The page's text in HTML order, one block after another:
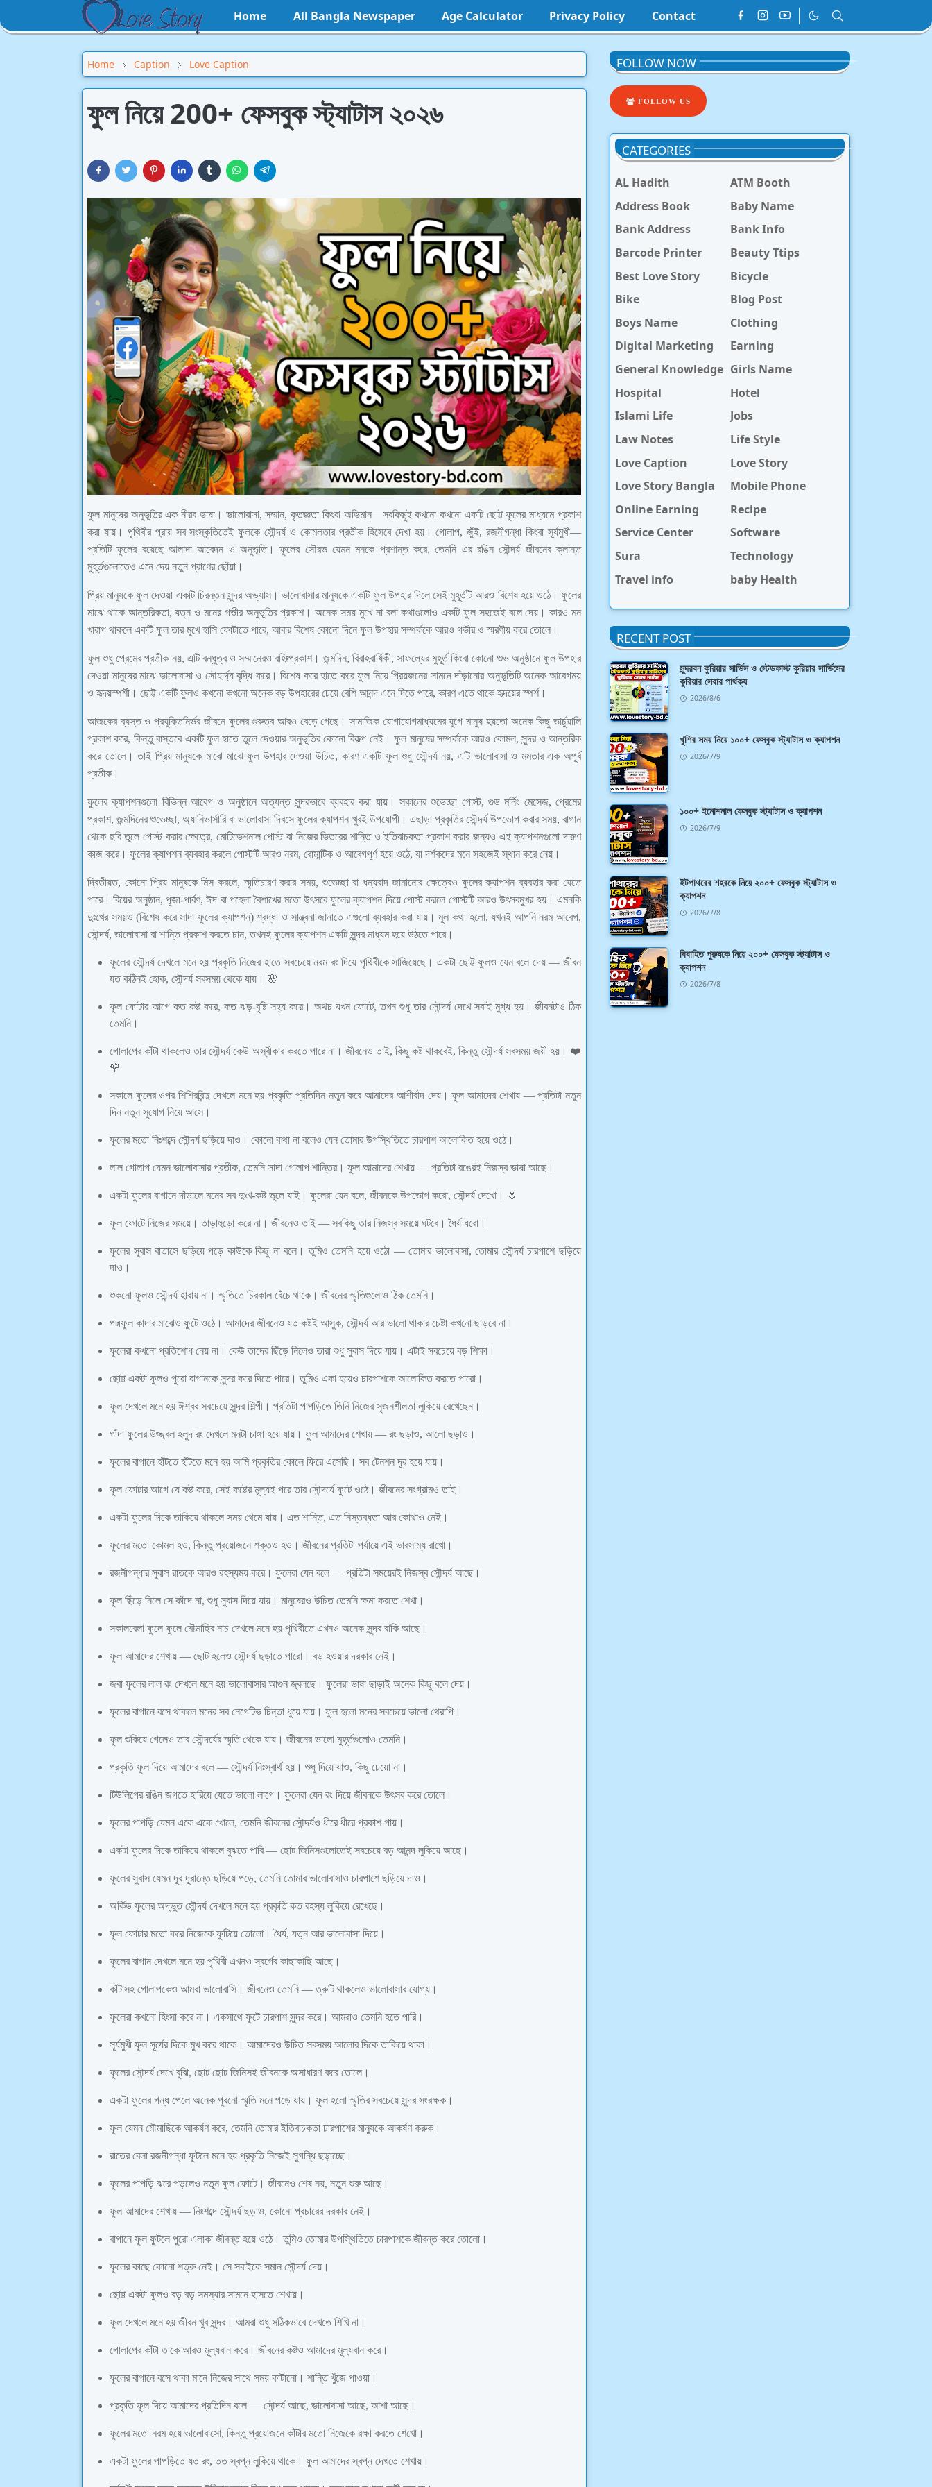
Home All Bangla Newspaper Age Calculator Privacy Policy Contact
Home Caption Love Caption
ফুল নিয়ে 200+ ফেসবুক স্ট্যাটাস ২০২৬
ফুল মানুষের অনুভূতির এক নীরব ভাষা। ভালোবাসা, সম্মান, কৃতজ্ঞতা কিংবা অভিমান—সবকিছুই কখনো কখনো একটি ছোট্ট ফুলের মাধ্যমে প্রকাশ
করা যায়। পৃথিবীর প্রায় সব সংস্কৃতিতেই ফুলকে সৌন্দর্য ও কোমলতার প্রতীক হিসেবে দেখা হয়। গোলাপ, জুঁই, রজনীগন্ধা কিংবা সূর্যমুখী—
প্রতিটি ফুলের রয়েছে আলাদা আবেদন ও অনুভূতি। ফুলের সৌরভ যেমন মনকে প্রশান্ত করে, তেমনি এর রঙিন সৌন্দর্য জীবনের ক্লান্ত
মুহূর্তগুলোতেও এনে দেয় নতুন প্রাণের ছোঁয়া।
প্রিয় মানুষকে ফুল দেওয়া একটি চিরন্তন সুন্দর অভ্যাস। ভালোবাসার মানুষকে একটি ফুল উপহার দিলে সেই মুহূর্তটি আরও বিশেষ হয়ে ওঠে। ফুলের
মাঝে থাকে আন্তরিকতা, যত্ন ও মনের গভীর অনুভূতির প্রকাশ। অনেক সময় মুখে না বলা কথাগুলোও একটি ফুল সহজেই বলে দেয়। কারও মন
খারাপ থাকলে একটি ফুল তার মুখে হাসি ফোটাতে পারে, আবার বিশেষ কোনো দিনে ফুল উপহার সম্পর্ককে আরও গভীর ও স্মরণীয় করে তোলে।
ফুল শুধু প্রেমের প্রতীক নয়, এটি বন্ধুত্ব ও সম্মানেরও বহিঃপ্রকাশ। জন্মদিন, বিবাহবার্ষিকী, সাফল্যের মুহূর্ত কিংবা কোনো শুভ অনুষ্ঠানে ফুল উপহার
দেওয়া মানুষের মাঝে ভালোবাসা ও সৌহার্দ্য বৃদ্ধি করে। বিশেষ করে হাতে করে ফুল নিয়ে প্রিয়জনের সামনে দাঁড়ানোর অনুভূতিটি অনেক আবেগময়
ও হৃদয়স্পর্শী। ছোট্ট একটি ফুলও কখনো কখনো অনেক বড় উপহারের চেয়ে বেশি আনন্দ এনে দিতে পারে, কারণ এতে থাকে হৃদয়ের স্পর্শ।
আজকের ব্যস্ত ও প্রযুক্তিনির্ভর জীবনে ফুলের গুরুত্ব আরও বেড়ে গেছে। সামাজিক যোগাযোগমাধ্যমের যুগে মানুষ হয়তো অনেক কিছু ভার্চুয়ালি
প্রকাশ করে, কিন্তু বাস্তবে একটি ফুল হাতে তুলে দেওয়ার অনুভূতির কোনো বিকল্প নেই। ফুল মানুষের সম্পর্ককে আরও কোমল, সুন্দর ও আন্তরিক
করে তোলে। তাই প্রিয় মানুষকে মাঝে মাঝে ফুল উপহার দেওয়া উচিত, কারণ একটি ফুল শুধু সৌন্দর্য নয়, এটি ভালোবাসা ও মমতার এক অপূর্ব
প্রতীক।
ফুলের ক্যাপশনগুলো বিভিন্ন আবেগ ও অনুষ্ঠানে অত্যন্ত সুন্দরভাবে ব্যবহার করা যায়। সকালের শুভেচ্ছা পোস্ট, গুড মর্নিং মেসেজ, প্রেমের
প্রকাশ, জন্মদিনের শুভেচ্ছা, অ্যানিভার্সারি বা ভালোবাসা দিবসে ফুলের ক্যাপশন খুবই উপযোগী। এছাড়া প্রকৃতির সৌন্দর্য উপভোগ করার সময়, বাগান
থেকে ছবি তুলে পোস্ট করার ক্ষেত্রে, মোটিভেশনাল পোস্ট বা নিজের ভিতরের শান্তি ও ইতিবাচকতা প্রকাশ করার জন্যও এই ক্যাপশনগুলো দারুণ
কাজ করে। ফুলের ক্যাপশন ব্যবহার করলে পোস্টটি আরও নরম, রোমান্টিক ও আবেগপূর্ণ হয়ে ওঠে, যা দর্শকদের মনে সহজেই স্থান করে নেয়।
দ্বিতীয়ত, কোনো প্রিয় মানুষকে মিস করলে, স্মৃতিচারণ করার সময়, শুভেচ্ছা বা ধন্যবাদ জানানোর ক্ষেত্রেও ফুলের ক্যাপশন ব্যবহার করা যেতে
পারে। বিয়ের অনুষ্ঠান, পূজা-পার্বণ, ঈদ বা পহেলা বৈশাখের মতো উৎসবে ফুলের ক্যাপশন দিয়ে পোস্ট করলে পোস্টটি আরও উৎসবমুখর হয়। এমনকি
দুঃখের সময়ও (বিশেষ করে সাদা ফুলের ক্যাপশন) শ্রদ্ধা ও সান্ত্বনা জানাতে এগুলো ব্যবহার করা যায়। মূল কথা হলো, যখনই আপনি নরম আবেগ,
সৌন্দর্য, ভালোবাসা বা শান্তি প্রকাশ করতে চান, তখনই ফুলের ক্যাপশন একটি সুন্দর মাধ্যম হয়ে উঠতে পারে।
ফুলের সৌন্দর্য দেখলে মনে হয় প্রকৃতি নিজের হাতে সবচেয়ে নরম রং দিয়ে পৃথিবীকে সাজিয়েছে। একটা ছোট্ট ফুলও যেন বলে দেয় — জীবন
যত কঠিনই হোক, সৌন্দর্য সবসময় থেকে যায়। 🌸
ফুল ফোটার আগে কত কষ্ট করে, কত ঝড়-বৃষ্টি সহ্য করে। অথচ যখন ফোটে, তখন শুধু তার সৌন্দর্য দেখে সবাই মুগ্ধ হয়। জীবনটাও ঠিক
তেমনি।
গোলাপের কাঁটা থাকলেও তার সৌন্দর্য কেউ অস্বীকার করতে পারে না। জীবনেও তাই, কিছু কষ্ট থাকবেই, কিন্তু সৌন্দর্য সবসময় জয়ী হয়। ❤️
🌹
সকালে ফুলের ওপর শিশিরবিন্দু দেখলে মনে হয় প্রকৃতি প্রতিদিন নতুন করে আমাদের আশীর্বাদ দেয়। ফুল আমাদের শেখায় — প্রতিটা নতুন
দিন নতুন সুযোগ নিয়ে আসে।
ফুলের মতো নিঃশব্দে সৌন্দর্য ছড়িয়ে দাও। কোনো কথা না বলেও যেন তোমার উপস্থিতিতে চারপাশ আলোকিত হয়ে ওঠে।
লাল গোলাপ যেমন ভালোবাসার প্রতীক, তেমনি সাদা গোলাপ শান্তির। ফুল আমাদের শেখায় — প্রতিটা রঙেরই নিজস্ব ভাষা আছে।
একটা ফুলের বাগানে দাঁড়ালে মনের সব দুঃখ-কষ্ট ভুলে যাই। ফুলেরা যেন বলে, জীবনকে উপভোগ করো, সৌন্দর্য দেখো। 🌷
ফুল ফোটে নিজের সময়ে। তাড়াহুড়ো করে না। জীবনেও তাই — সবকিছু তার নিজস্ব সময়ে ঘটবে। ধৈর্য ধরো।
ফুলের সুবাস বাতাসে ছড়িয়ে পড়ে কাউকে কিছু না বলে। তুমিও তেমনি হয়ে ওঠো — তোমার ভালোবাসা, তোমার সৌন্দর্য চারপাশে ছড়িয়ে
দাও।
শুকনো ফুলও সৌন্দর্য হারায় না। স্মৃতিতে চিরকাল বেঁচে থাকে। জীবনের স্মৃতিগুলোও ঠিক তেমনি।
পদ্মফুল কাদার মাঝেও ফুটে ওঠে। আমাদের জীবনেও যত কষ্টই আসুক, সৌন্দর্য আর ভালো থাকার চেষ্টা কখনো ছাড়বে না।
ফুলেরা কখনো প্রতিশোধ নেয় না। কেউ তাদের ছিঁড়ে নিলেও তারা শুধু সুবাস দিয়ে যায়। এটাই সবচেয়ে বড় শিক্ষা।
ছোট্ট একটা ফুলও পুরো বাগানকে সুন্দর করে দিতে পারে। তুমিও একা হয়েও চারপাশকে আলোকিত করতে পারো।
ফুল দেখলে মনে হয় ঈশ্বর সবচেয়ে সুন্দর শিল্পী। প্রতিটা পাপড়িতে তিনি নিজের সৃজনশীলতা লুকিয়ে রেখেছেন।
গাঁদা ফুলের উজ্জ্বল হলুদ রং দেখলে মনটা চাঙ্গা হয়ে যায়। ফুল আমাদের শেখায় — রং ছড়াও, আলো ছড়াও।
ফুলের বাগানে হাঁটতে হাঁটতে মনে হয় আমি প্রকৃতির কোলে ফিরে এসেছি। সব টেনশন দূর হয়ে যায়।
ফুল ফোটার আগে যে কষ্ট করে, সেই কষ্টের মূল্যই পরে তার সৌন্দর্যে ফুটে ওঠে। জীবনের সংগ্রামও তাই।
একটা ফুলের দিকে তাকিয়ে থাকলে সময় থেমে যায়। এত শান্তি, এত নিস্তব্ধতা আর কোথাও নেই।
ফুলের মতো কোমল হও, কিন্তু প্রয়োজনে শক্তও হও। জীবনের প্রতিটা পর্যায়ে এই ভারসাম্য রাখো।
রজনীগন্ধার সুবাস রাতকে আরও রহস্যময় করে। ফুলেরা যেন বলে — প্রতিটা সময়েরই নিজস্ব সৌন্দর্য আছে।
ফুল ছিঁড়ে নিলে সে কাঁদে না, শুধু সুবাস দিয়ে যায়। মানুষেরও উচিত তেমনি ক্ষমা করতে শেখা।
সকালবেলা ফুলে ফুলে মৌমাছির নাচ দেখলে মনে হয় পৃথিবীতে এখনও অনেক সুন্দর বাকি আছে।
ফুল আমাদের শেখায় — ছোট হলেও সৌন্দর্য ছড়াতে পারো। বড় হওয়ার দরকার নেই।
জবা ফুলের লাল রং দেখলে মনে হয় ভালোবাসার আগুন জ্বলছে। ফুলেরা ভাষা ছাড়াই অনেক কিছু বলে দেয়।
ফুলের বাগানে বসে থাকলে মনের সব নেগেটিভ চিন্তা ধুয়ে যায়। ফুল হলো মনের সবচেয়ে ভালো থেরাপি।
ফুল শুকিয়ে গেলেও তার সৌন্দর্যের স্মৃতি থেকে যায়। জীবনের ভালো মুহূর্তগুলোও তেমনি।
প্রকৃতি ফুল দিয়ে আমাদের বলে — সৌন্দর্য নিঃস্বার্থ হয়। শুধু দিয়ে যাও, কিছু চেয়ো না।
টিউলিপের রঙিন জগতে হারিয়ে যেতে ভালো লাগে। ফুলেরা যেন রং দিয়ে জীবনকে উৎসব করে তোলে।
ফুলের পাপড়ি যেমন একে একে খোলে, তেমনি জীবনের সৌন্দর্যও ধীরে ধীরে প্রকাশ পায়।
একটা ফুলের দিকে তাকিয়ে থাকলে বুঝতে পারি — ছোট জিনিসগুলোতেই সবচেয়ে বড় আনন্দ লুকিয়ে আছে।
ফুলের সুবাস যেমন দূর দূরান্তে ছড়িয়ে পড়ে, তেমনি তোমার ভালোবাসাও চারপাশে ছড়িয়ে দাও।
অর্কিড ফুলের অদ্ভুত সৌন্দর্য দেখলে মনে হয় প্রকৃতি কত রহস্য লুকিয়ে রেখেছে।
ফুল ফোটার মতো করে নিজেকে ফুটিয়ে তোলো। ধৈর্য, যত্ন আর ভালোবাসা দিয়ে।
ফুলের বাগান দেখলে মনে হয় পৃথিবী এখনও স্বর্গের কাছাকাছি আছে।
কাঁটাসহ গোলাপকেও আমরা ভালোবাসি। জীবনেও তেমনি — ত্রুটি থাকলেও ভালোবাসার যোগ্য।
ফুলেরা কখনো হিংসা করে না। একসাথে ফুটে চারপাশ সুন্দর করে। আমরাও তেমনি হতে পারি।
সূর্যমুখী ফুল সূর্যের দিকে মুখ করে থাকে। আমাদেরও উচিত সবসময় আলোর দিকে তাকিয়ে থাকা।
ফুলের সৌন্দর্য দেখে বুঝি, ছোট ছোট জিনিসই জীবনকে অসাধারণ করে তোলে।
একটা ফুলের গন্ধ পেলে অনেক পুরনো স্মৃতি মনে পড়ে যায়। ফুল হলো স্মৃতির সবচেয়ে সুন্দর সংরক্ষক।
ফুল যেমন মৌমাছিকে আকর্ষণ করে, তেমনি তোমার ইতিবাচকতা চারপাশের মানুষকে আকর্ষণ করুক।
রাতের বেলা রজনীগন্ধা ফুটলে মনে হয় প্রকৃতি নিজেই সুগন্ধি ছড়াচ্ছে।
ফুলের পাপড়ি ঝরে পড়লেও নতুন ফুল ফোটে। জীবনেও শেষ নয়, নতুন শুরু আছে।
ফুল আমাদের শেখায় — নিঃশব্দে সৌন্দর্য ছড়াও, কোনো প্রচারের দরকার নেই।
বাগানে ফুল ফুটলে পুরো এলাকা জীবন্ত হয়ে ওঠে। তুমিও তোমার উপস্থিতিতে চারপাশকে জীবন্ত করে তোলো।
ফুলের কাছে কোনো শত্রু নেই। সে সবাইকে সমান সৌন্দর্য দেয়।
ছোট্ট একটা ফুলও বড় বড় সমস্যার সামনে হাসতে শেখায়।
ফুল দেখলে মনে হয় জীবন খুব সুন্দর। আমরা শুধু সঠিকভাবে দেখতে শিখি না।
গোলাপের কাঁটা তাকে আরও মূল্যবান করে। জীবনের কষ্টও আমাদের মূল্যবান করে।
ফুলের বাগানে বসে থাকা মানে নিজের সাথে সময় কাটানো। শান্তি খুঁজে পাওয়া।
প্রকৃতি ফুল দিয়ে আমাদের প্রতিদিন বলে — সৌন্দর্য আছে, ভালোবাসা আছে, আশা আছে।
ফুলের মতো নরম হয়ে ভালোবাসো, কিন্তু প্রয়োজনে কাঁটার মতো নিজেকে রক্ষা করতে শেখো।
একটা ফুলের পাপড়িতে যত রং, তত স্বপ্ন লুকিয়ে থাকে। ফুল আমাদের স্বপ্ন দেখতে শেখায়।
FOLLOW NOW
FOLLOW US
CATEGORIES
AL Hadith
ATM Booth
Address Book
Baby Name
Bank Address
Bank Info
Barcode Printer
Beauty Ttips
Best Love Story
Bicycle
Bike
Blog Post
Boys Name
Clothing
Digital Marketing
Earning
General Knowledge Girls Name
Hospital
Hotel
Islami Life
Jobs
Law Notes
Life Style
Love Caption
Love Story
Love Story Bangla
Mobile Phone
Online Earning
Recipe
Service Center
Software
Sura
Technology
Travel info
baby Health
RECENT POST
সুন্দরবন কুরিয়ার সার্ভিস ও স্টেডফাস্ট কুরিয়ার সার্ভিসের
কুরিয়ার সেবার পার্থক্য
2026/8/6
খুশির সময় নিয়ে ১০০+ ফেসবুক স্ট্যাটাস ও ক্যাপশন
2026/7/9
১০০+ ইমোশনাল ফেসবুক স্ট্যাটাস ও ক্যাপশন
2026/7/9
ইটপাথরের শহরকে নিয়ে ২০০+ ফেসবুক স্ট্যাটাস ও
ক্যাপশন
2026/7/8
বিবাহিত পুরুষকে নিয়ে ২০০+ ফেসবুক স্ট্যাটাস ও
ক্যাপশন
2026/7/8